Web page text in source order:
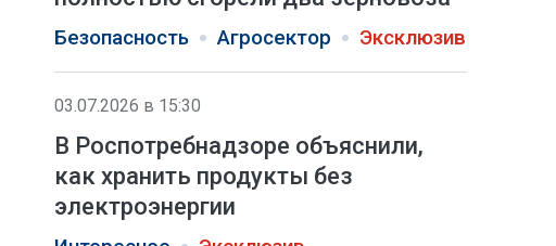
Безопасность Агросектор Эксклюзив
03.07.2026 в 15:30
В Роспотребнадзоре объяснили,
как хранить продукты без
электроэнергии